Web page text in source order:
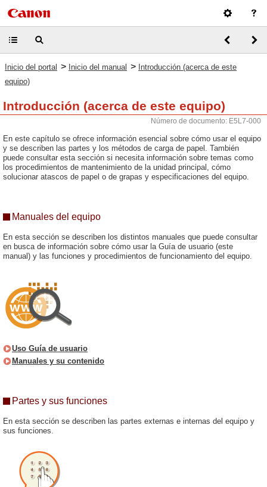
Inicio del portal > Inicio del manual > Introducción (acerca de este
equipo)
Introducción (acerca de este equipo)
Número de documento: E5L7-000
En este capítulo se ofrece información esencial sobre cómo usar el equipo
y se describen las partes y los métodos de carga de papel. También
puede consultar esta sección si necesita información sobre temas como
los procedimientos de mantenimiento de la unidad principal, cómo
solucionar atascos de papel o de grapas y especificaciones del equipo.
Manuales del equipo
En esta sección se describen los distintos manuales que puede consultar
en busca de información sobre cómo usar la Guía de usuario (este
manual) y las funciones y procedimientos de funcionamiento del equipo.
Uso Guía de usuario
Manuales y su contenido
Partes y sus funciones
En esta sección se describen las partes externas e internas del equipo y
sus funciones.